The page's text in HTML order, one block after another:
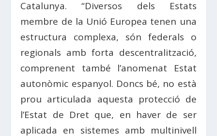
Catalunya. “Diversos dels Estats
membre de la Unió Europea tenen una
estructura complexa, són federals o
regionals amb forta descentralització,
comprenent també l’anomenat Estat
autonòmic espanyol. Doncs bé, no està
prou articulada aquesta protecció de
l’Estat de Dret que, en haver de ser
aplicada en sistemes amb multinivell